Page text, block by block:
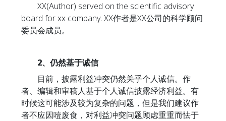
XX(Author) served on the scientific advisory
board for xx company. XX作者是XX公司的科学顾问
委员会成员。
2、仍然基于诚信
目前，披露利益冲突仍然关乎个人诚信。作
者、编辑和审稿人基于个人诚信披露经济利益。有
时候这可能涉及较为复杂的问题，但是我们建议作
者不应因噎废食，对利益冲突问题顾虑重重而怯于